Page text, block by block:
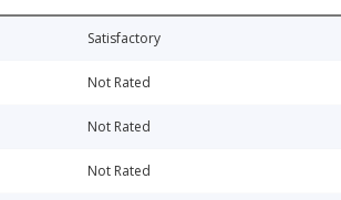
Satisfactory
Not Rated
Not Rated
Not Rated